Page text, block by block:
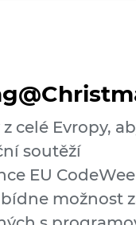
celé Evropy,
soutěží
EU
možnost